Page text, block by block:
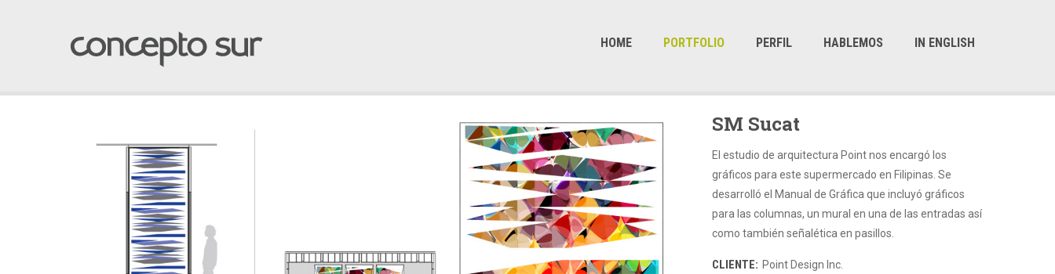
HOME PORTFOLIO PERFIL HABLEMOS IN ENGLISH
SM Sucat
El estudio de arquitectura Point nos encargó los
gráficos para este supermercado en Filipinas. Se
desarrolló el Manual de Gráfica que incluyó gráficos
para las columnas, un mural en una de las entradas así
como también señalética en pasillos.
CLIENTE: Point Design Inc.